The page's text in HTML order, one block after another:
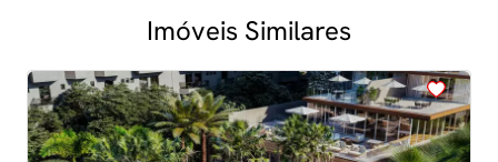
Imóveis Similares
<<<<